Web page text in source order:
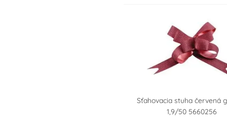
Sťahovacia stuha červená
1,9/50 5660256